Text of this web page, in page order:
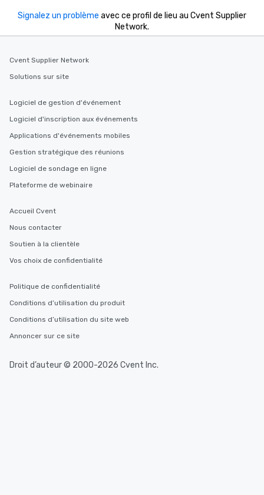
Signalez un problème avec ce profil de lieu au Cvent Supplier
Network.
Cvent Supplier Network
Solutions sur site
Logiciel de gestion d'événement
Logiciel d'inscription aux événements
Applications d'événements mobiles
Gestion stratégique des réunions
Logiciel de sondage en ligne
Plateforme de webinaire
Accueil Cvent
Nous contacter
Soutien à la clientèle
Vos choix de confidentialité
Politique de confidentialité
Conditions d’utilisation du produit
Conditions d’utilisation du site web
Annoncer sur ce site
Droit d’auteur © 2000-2026 Cvent Inc.